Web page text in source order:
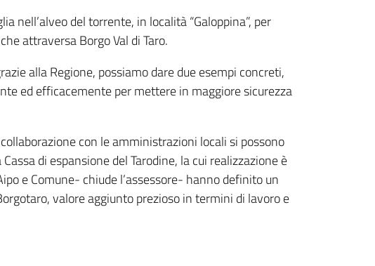
nell’alveo del torrente, in località “Galoppina”, per
attraversa Borgo Val di Taro.
alla Regione, possiamo dare due esempi concreti,
ed efficacemente per mettere in maggiore sicurezza
con le amministrazioni locali si possono
di espansione del Tarodine, la cui realizzazione è
e Comune- chiude l’assessore- hanno definito un
valore aggiunto prezioso in termini di lavoro e